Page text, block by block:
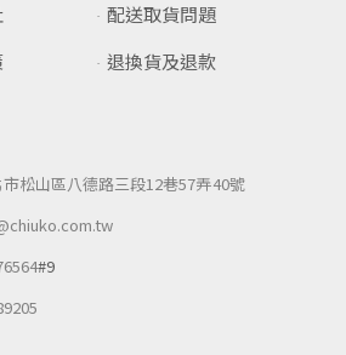
配送取貨問題
退換貨及退款
松山區八德路三段12巷57弄40號
#9